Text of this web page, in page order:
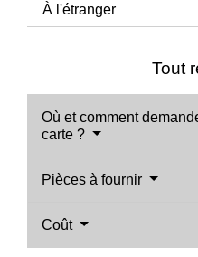
À l'étranger
Tout
Où et comment
carte ?
Pièces à fournir
Coût